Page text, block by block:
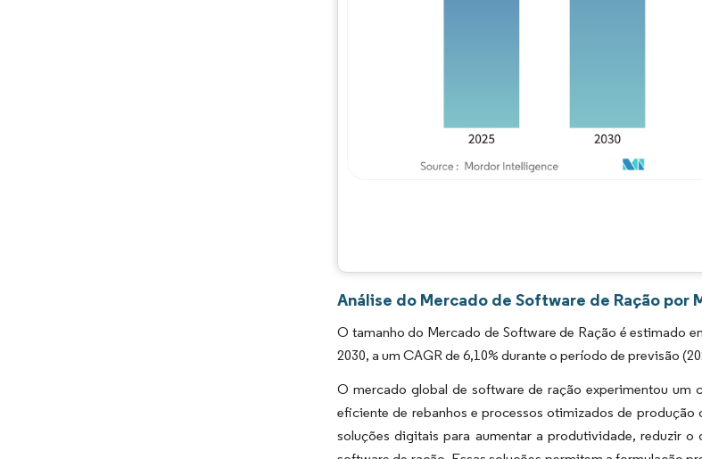
Análise do Mercado de Software de Ração por
O tamanho do Mercado de Software de Ração é estimado
2030, a um CAGR de 6,10% durante o período de previsão
O mercado global de software de ração experimentou
eficiente de rebanhos e processos otimizados de
soluções digitais para aumentar a produtividade, reduzir